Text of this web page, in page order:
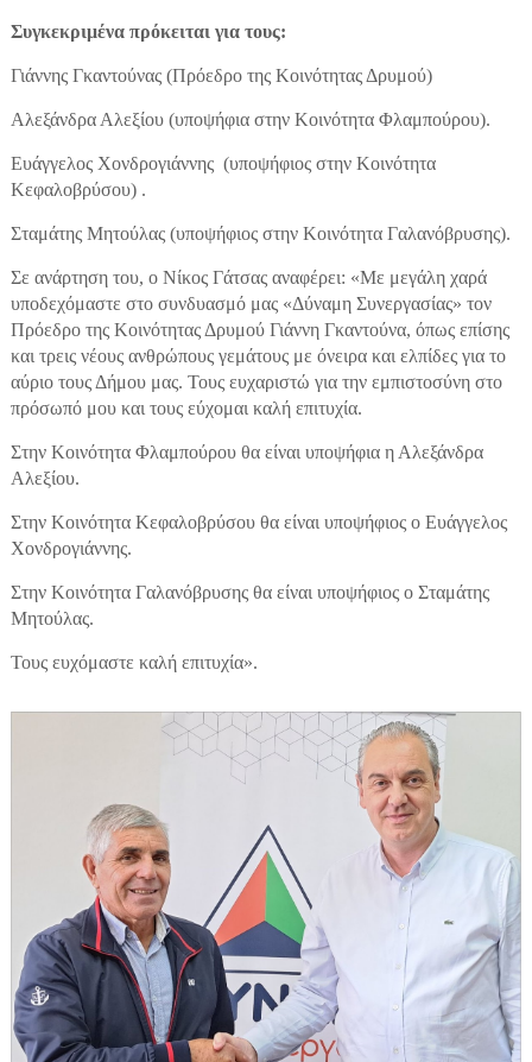
Συγκεκριμένα πρόκειται για τους:
Γιάννης Γκαντούνας (Πρόεδρο της Κοινότητας Δρυμού)
Αλεξάνδρα Αλεξίου (υποψήφια στην Κοινότητα Φλαμπούρου).
Ευάγγελος Χονδρογιάννης (υποψήφιος στην Κοινότητα
Κεφαλοβρύσου) .
Σταμάτης Μητούλας (υποψήφιος στην Κοινότητα Γαλανόβρυσης).
Σε ανάρτηση του, ο Νίκος Γάτσας αναφέρει: «Με μεγάλη χαρά
υποδεχόμαστε στο συνδυασμό μας «Δύναμη Συνεργασίας» τον
Πρόεδρο της Κοινότητας Δρυμού Γιάννη Γκαντούνα, όπως επίσης
και τρεις νέους ανθρώπους γεμάτους με όνειρα και ελπίδες για το
αύριο τους Δήμου μας. Τους ευχαριστώ για την εμπιστοσύνη στο
πρόσωπό μου και τους εύχομαι καλή επιτυχία.
Στην Κοινότητα Φλαμπούρου θα είναι υποψήφια η Αλεξάνδρα
Αλεξίου.
Στην Κοινότητα Κεφαλοβρύσου θα είναι υποψήφιος ο Ευάγγελος
Χονδρογιάννης.
Στην Κοινότητα Γαλανόβρυσης θα είναι υποψήφιος ο Σταμάτης
Μητούλας.
Τους ευχόμαστε καλή επιτυχία».